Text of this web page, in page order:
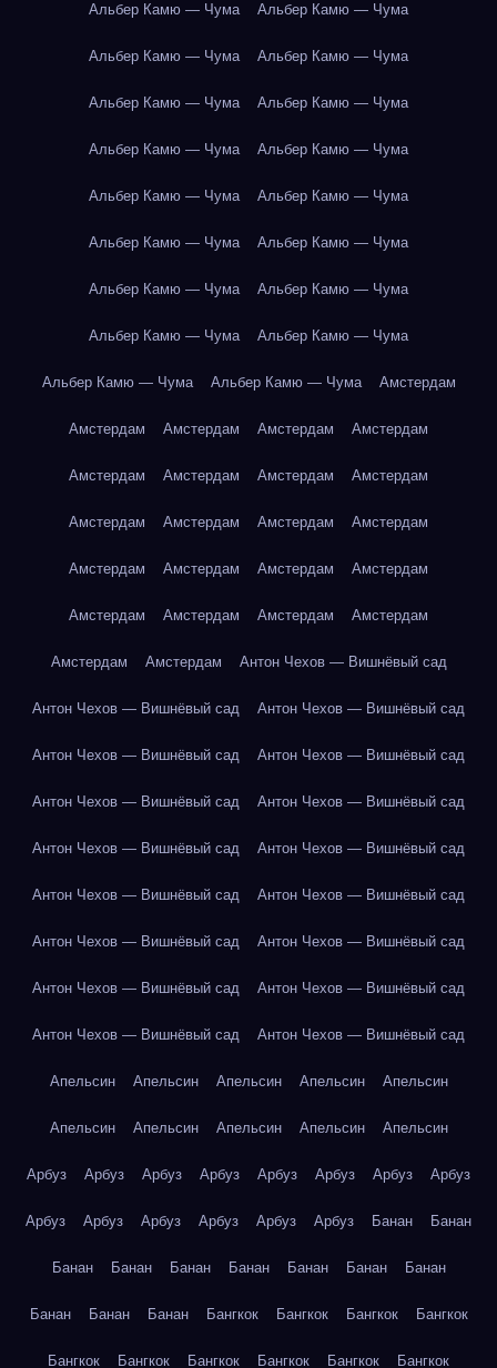
Альбер Камю — Чума Альбер Камю — Чума
Альбер Камю — Чума Альбер Камю — Чума
Альбер Камю — Чума Альбер Камю — Чума
Альбер Камю — Чума Альбер Камю — Чума
Альбер Камю — Чума Альбер Камю — Чума
Альбер Камю — Чума Альбер Камю — Чума
Альбер Камю — Чума Альбер Камю — Чума
Альбер Камю — Чума Альбер Камю — Чума
Альбер Камю — Чума Альбер Камю — Чума Амстердам
Амстердам Амстердам Амстердам Амстердам
Амстердам Амстердам Амстердам Амстердам
Амстердам Амстердам Амстердам Амстердам
Амстердам Амстердам Амстердам Амстердам
Амстердам Амстердам Амстердам Амстердам
Амстердам Амстердам Антон Чехов — Вишнёвый сад
Антон Чехов — Вишнёвый сад Антон Чехов — Вишнёвый сад
Антон Чехов — Вишнёвый сад Антон Чехов — Вишнёвый сад
Антон Чехов — Вишнёвый сад Антон Чехов — Вишнёвый сад
Антон Чехов — Вишнёвый сад Антон Чехов — Вишнёвый сад
Антон Чехов — Вишнёвый сад Антон Чехов — Вишнёвый сад
Антон Чехов — Вишнёвый сад Антон Чехов — Вишнёвый сад
Антон Чехов — Вишнёвый сад Антон Чехов — Вишнёвый сад
Антон Чехов — Вишнёвый сад Антон Чехов — Вишнёвый сад
Апельсин Апельсин Апельсин Апельсин Апельсин
Апельсин Апельсин Апельсин Апельсин Апельсин
Арбуз Арбуз Арбуз Арбуз Арбуз Арбуз Арбуз Арбуз
Арбуз Арбуз Арбуз Арбуз Арбуз Арбуз Банан Банан
Банан Банан Банан Банан Банан Банан Банан
Банан Банан Банан Бангкок Бангкок Бангкок Бангкок
Бангкок Бангкок Бангкок Бангкок Бангкок Бангкок